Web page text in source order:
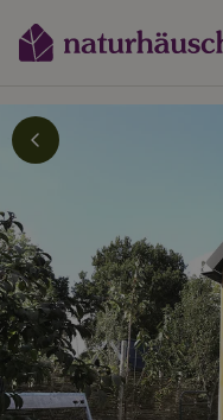
Dies ist ein
umweltschonendes